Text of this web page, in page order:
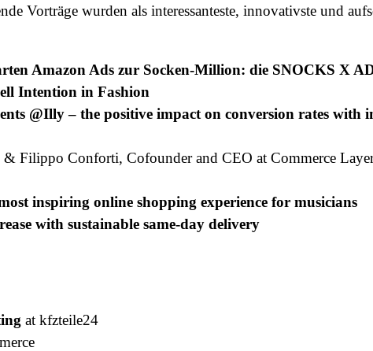
Vorträge wurden als interessanteste, innovativste und
Amazon Ads zur Socken-Million: die SNOCKS X
Intention in Fashion
@Illy – the positive impact on conversion rates
Filippo Conforti, Cofounder and CEO at Commerce
inspiring online shopping experience for musicians
with sustainable same-day delivery
at kfzteile24